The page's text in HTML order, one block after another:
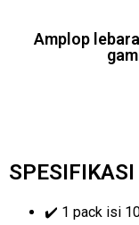
Amplop
SPESIFIKASI
✔️ 1 pack isi